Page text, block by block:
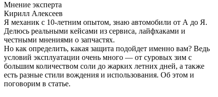
Мнение эксперта
Кирилл Алексеев
Я механик с 10-летним опытом, знаю автомобили от А до Я.
Делюсь реальными кейсами из сервиса, лайфхаками и
честными мнениями о запчастях.
Но как определить, какая защита подойдет именно вам? Ведь
условий эксплуатации очень много — от суровых зим с
большим количеством соли до жарких летних дней, а также
есть разные стили вождения и использования. Об этом и
поговорим в статье.